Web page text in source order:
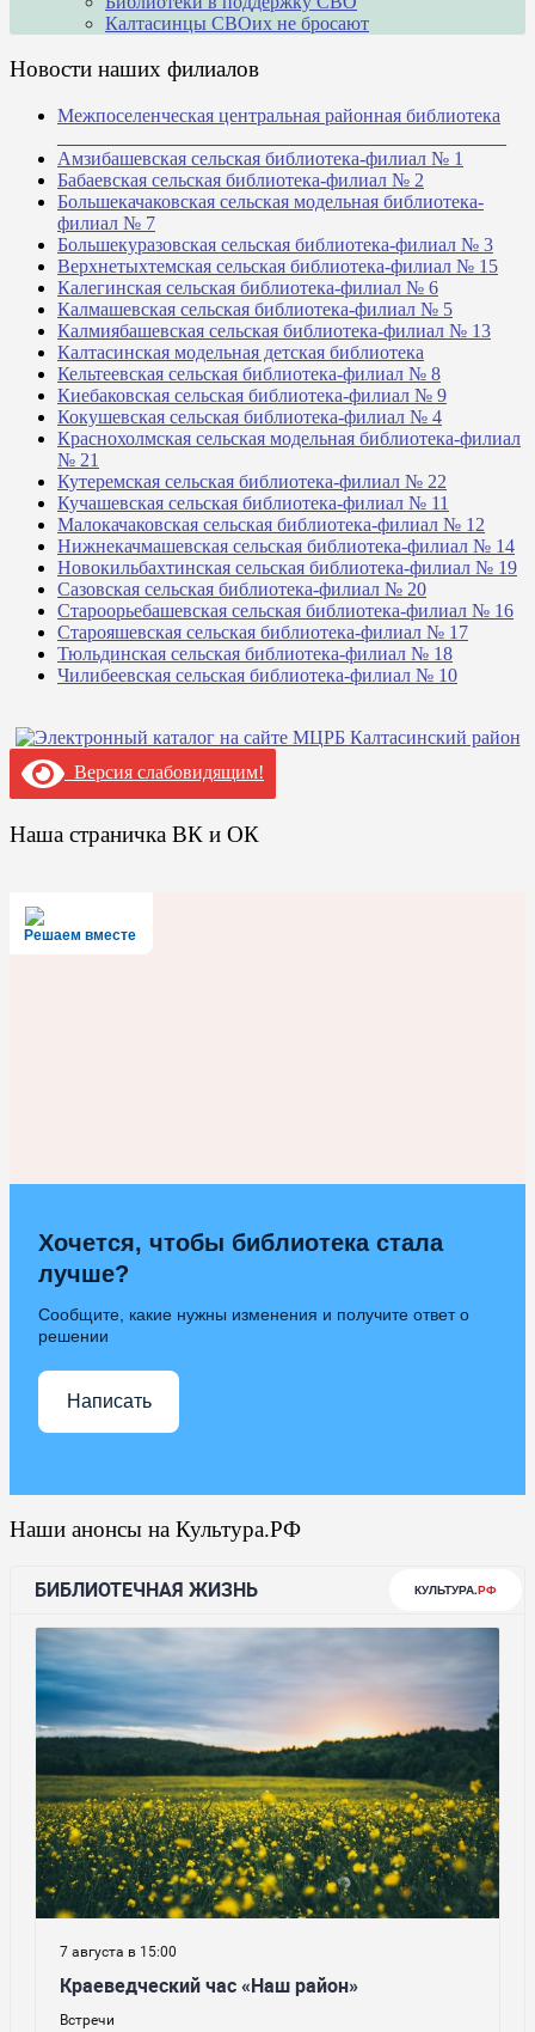
Калтасинцы СВОих не бросают
Новости наших филиалов
Межпоселенческая центральная районная библиотека
Амзибашевская сельская библиотека-филиал № 1
Бабаевская сельская библиотека-филиал № 2
Большекачаковская сельская модельная библиотека-
филиал № 7
Большекуразовская сельская библиотека-филиал № 3
Верхнетыхтемская сельская библиотека-филиал № 15
Калегинская сельская библиотека-филиал № 6
Калмашевская сельская библиотека-филиал № 5
Калмиябашевская сельская библиотека-филиал № 13
Калтасинская модельная детская библиотека
Кельтеевская сельская библиотека-филиал № 8
Киебаковская сельская библиотека-филиал № 9
Кокушевская сельская библиотека-филиал № 4
Краснохолмская сельская модельная библиотека-филиал
№ 21
Кутеремская сельская библиотека-филиал № 22
Кучашевская сельская библиотека-филиал № 11
Малокачаковская сельская библиотека-филиал № 12
Нижнекачмашевская сельская библиотека-филиал № 14
Новокильбахтинская сельская библиотека-филиал № 19
Сазовская сельская библиотека-филиал № 20
Староорьебашевская сельская библиотека-филиал № 16
Старояшевская сельская библиотека-филиал № 17
Тюльдинская сельская библиотека-филиал № 18
Чилибеевская сельская библиотека-филиал № 10
Версия слабовидящим!
Наша страничка ВК и ОК
Решаем вместе
Хочется, чтобы библиотека стала
лучше?
Сообщите, какие нужны изменения и получите ответ о
решении
Написать
Наши анонсы на Культура.РФ